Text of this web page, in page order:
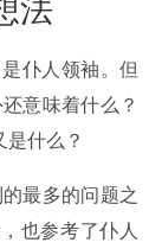
仆人领袖。但
意味着什么？
是什么？
最多的问题之
也参考了仆人